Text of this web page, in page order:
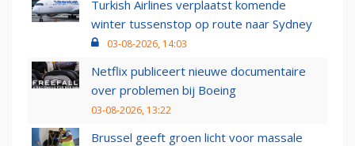
Turkish Airlines verplaatst komende
winter tussenstop op route naar Sydney
03-08-2026, 14:03
Netflix publiceert nieuwe documentaire
over problemen bij Boeing
03-08-2026, 13:22
Brussel geeft groen licht voor massale